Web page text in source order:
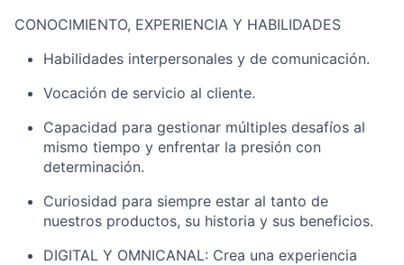
CONOCIMIENTO, EXPERIENCIA Y HABILIDADES
Habilidades interpersonales y de comunicación.
Vocación de servicio al cliente.
Capacidad para gestionar múltiples desafíos al
mismo tiempo y enfrentar la presión con
determinación.
Curiosidad para siempre estar al tanto de
nuestros productos, su historia y sus beneficios.
DIGITAL Y OMNICANAL: Crea una experiencia